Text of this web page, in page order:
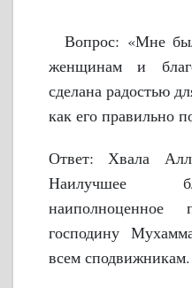
Вопрос: «Мне
женщинам и
сделана радостью
как его правильно
Ответ: Хвала
Наилучшее
наиполноценное
господину
всем